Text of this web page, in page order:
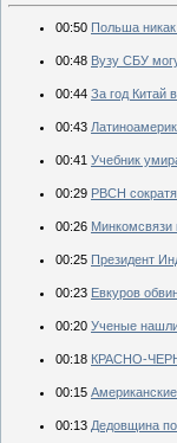
00:50 Польша
00:48 Вузу СБУ
00:44 За год Китай
00:43
00:41 Учебник
00:29 РВСН
00:26 Минкомсвязи
00:25 Президент
00:23 Евкуров
00:20 Ученые нашли
00:18 КРАСНО-
00:15
00:13 Дедовщина